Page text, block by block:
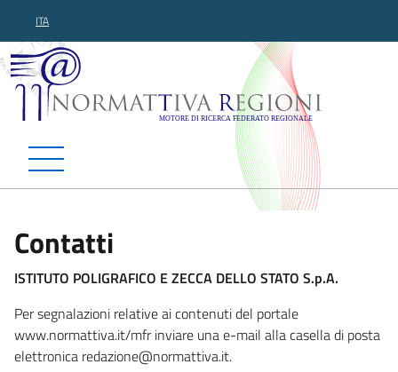
ITA
Normattiva Regioni -
Contatti
ISTITUTO POLIGRAFICO E ZECCA DELLO STATO S.p.A.
Per segnalazioni relative ai contenuti del portale
www.normattiva.it/mfr inviare una e-mail alla casella di posta
elettronica redazione@normattiva.it.